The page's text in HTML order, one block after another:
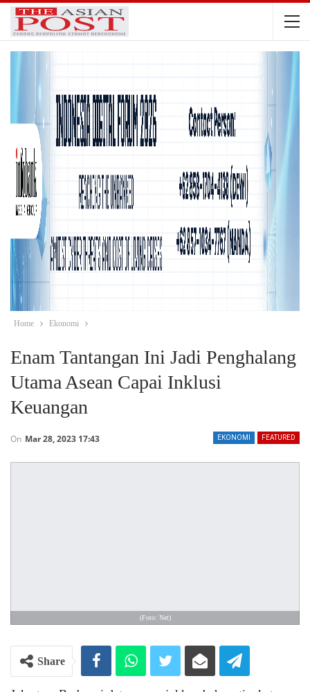
Home Ekonomi
Enam Tantangan Ini Jadi Penghalang
Utama Asean Capai Inklusi
Keuangan
EKONOMI FEATURED
On Mar 28, 2023 17:43
(Foto: Net)
Share